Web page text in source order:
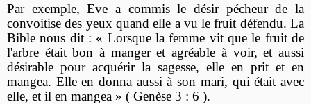
Par exemple, Eve a commis le désir pécheur de la
convoitise des yeux quand elle a vu le fruit défendu. La
Bible nous dit : « Lorsque la femme vit que le fruit de
l'arbre était bon à manger et agréable à voir, et aussi
désirable pour acquérir la sagesse, elle en prit et en
mangea. Elle en donna aussi à son mari, qui était avec
elle, et il en mangea » ( Genèse 3 : 6 ).